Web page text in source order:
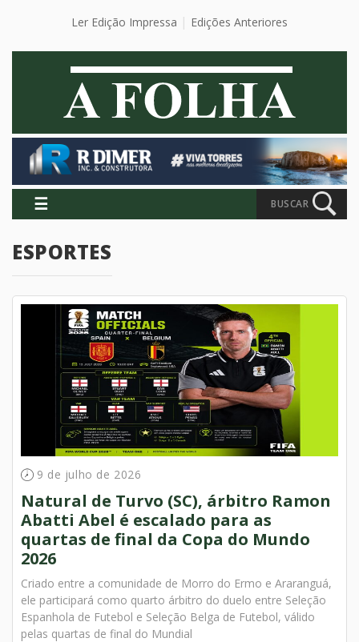
Ler Edição Impressa Edições Anteriores
☰ BUSCAR
ESPORTES
9 de julho de 2026
Natural de Turvo (SC), árbitro Ramon
Abatti Abel é escalado para as
quartas de final da Copa do Mundo
2026
Criado entre a comunidade de Morro do Ermo e Araranguá,
ele participará como quarto árbitro do duelo entre Seleção
Espanhola de Futebol e Seleção Belga de Futebol, válido
pelas quartas de final do Mundial